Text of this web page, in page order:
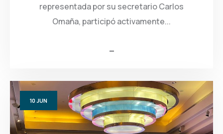
representada por su secretario Carlos
Omaña, participó activamente...
10JUN